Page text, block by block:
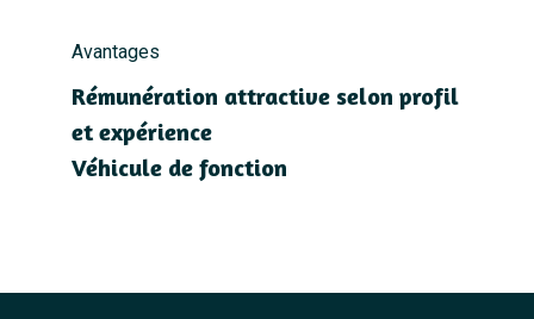
Avantages
Rémunération attractive selon profil
et expérience
Véhicule de fonction